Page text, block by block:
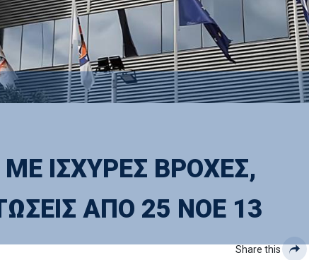
ΙΣΧΥΡΕΣ ΒΡΟΧΕΣ,
ΑΠΟ 25 NOE 13
Share this